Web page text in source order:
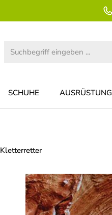
SCHUHE AUSRÜSTUNG
Kletterretter